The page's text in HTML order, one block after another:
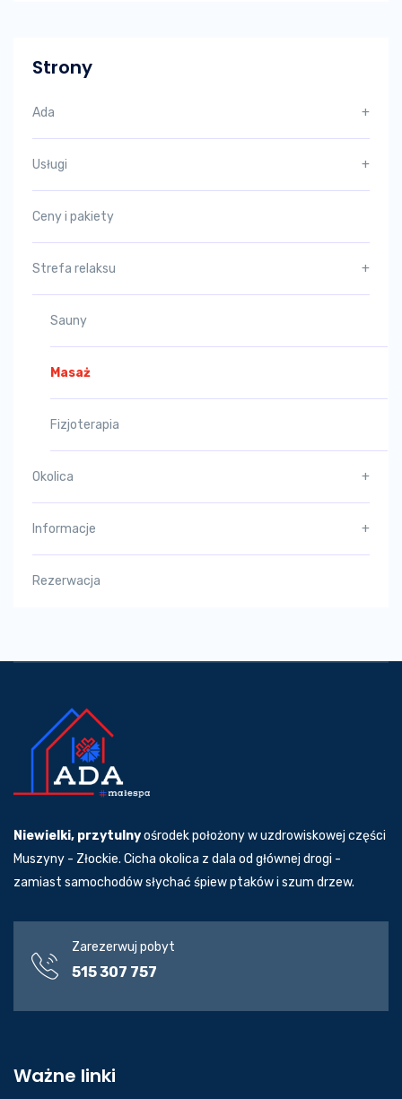
Strony
Ada +
Usługi +
Ceny i pakiety
Strefa relaksu +
Sauny
Masaż
Fizjoterapia
Okolica +
Informacje +
Rezerwacja
Niewielki, przytulnyośrodek położony w uzdrowiskowej części
Muszyny - Złockie. Cicha okolica z dala od głównej drogi -
zamiast samochodów słychać śpiew ptaków i szum drzew.
Zarezerwuj pobyt
515 307 757
Ważne linki